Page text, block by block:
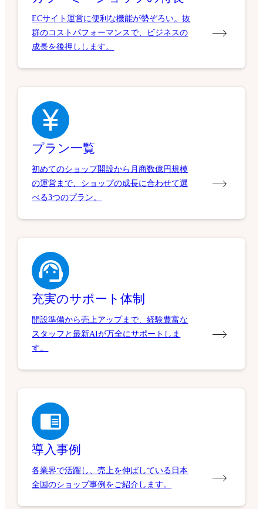
ECサイト運営に便利な機能が勢ぞろい。抜
群のコストパフォーマンスで、ビジネスの
成長を後押しします。
プラン一覧
初めてのショップ開設から月商数億円規模
の運営まで、ショップの成長に合わせて選
べる3つのプラン。
充実のサポート体制
開設準備から売上アップまで、経験豊富な
スタッフと最新AIが万全にサポートしま
す。
導入事例
各業界で活躍し、売上を伸ばしている日本
全国のショップ事例をご紹介します。